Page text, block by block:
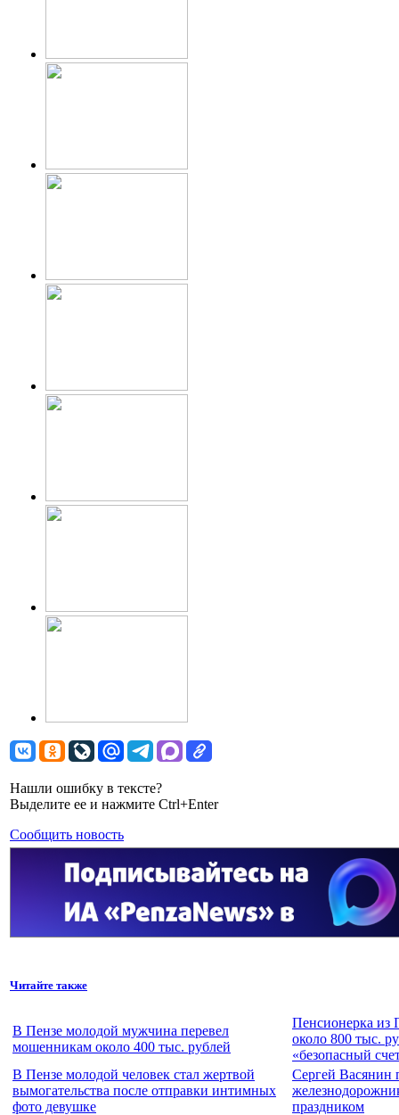
Нашли ошибку в тексте?
Выделите ее и нажмите Ctrl+Enter
Сообщить новость
Читайте также
В Пензе молодой мужчина перевел
мошенникам около 400 тыс. рублей
Пенсионерка из
около 800 тыс.
«безопасный
В Пензе молодой человек стал жертвой
вымогательства после отправки интимных
фото девушке
Сергей Васянин
праздником